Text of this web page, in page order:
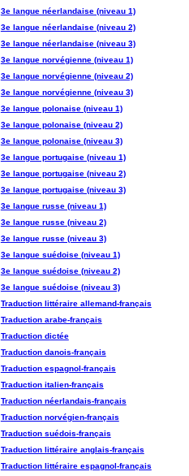
3e langue néerlandaise (niveau 1)
3e langue néerlandaise (niveau 2)
3e langue néerlandaise (niveau 3)
3e langue norvégienne (niveau 1)
3e langue norvégienne (niveau 2)
3e langue norvégienne (niveau 3)
3e langue polonaise (niveau 1)
3e langue polonaise (niveau 2)
3e langue polonaise (niveau 3)
3e langue portugaise (niveau 1)
3e langue portugaise (niveau 2)
3e langue portugaise (niveau 3)
3e langue russe (niveau 1)
3e langue russe (niveau 2)
3e langue russe (niveau 3)
3e langue suédoise (niveau 1)
3e langue suédoise (niveau 2)
3e langue suédoise (niveau 3)
Traduction littéraire allemand-français
Traduction arabe-français
Traduction dictée
Traduction danois-français
Traduction espagnol-français
Traduction italien-français
Traduction néerlandais-français
Traduction norvégien-français
Traduction suédois-français
Traduction littéraire anglais-français
Traduction littéraire espagnol-français